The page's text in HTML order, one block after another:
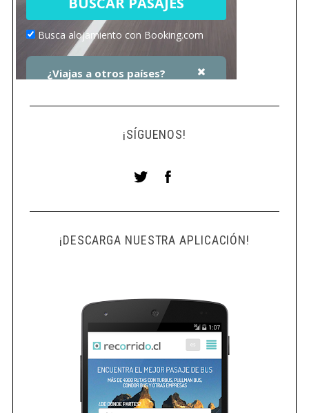
¡SÍGUENOS!
¡DESCARGA NUESTRA APLICACIÓN!